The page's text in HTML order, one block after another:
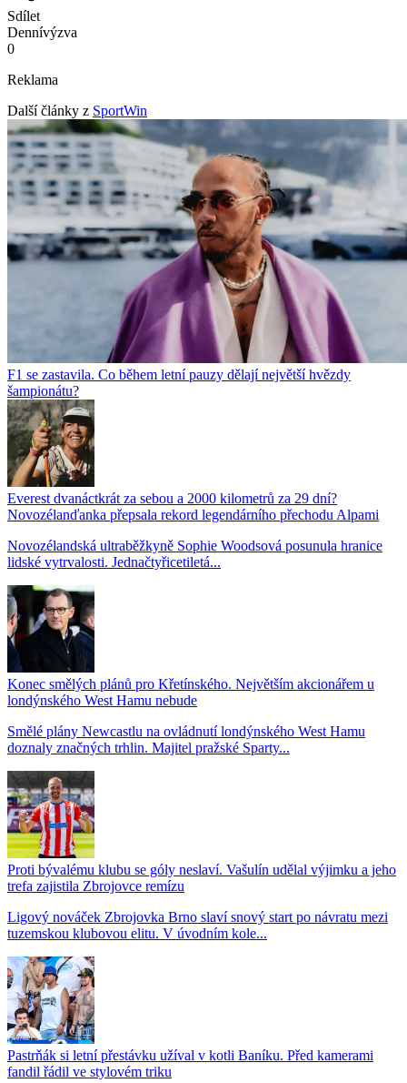
Sdílet
Dennívýzva
0
Reklama
Další články z SportWin
F1 se zastavila. Co během letní pauzy dělají největší hvězdy
šampionátu?
Everest dvanáctkrát za sebou a 2000 kilometrů za 29 dní?
Novozélanďanka přepsala rekord legendárního přechodu Alpami
Novozélandská ultraběžkyně Sophie Woodsová posunula hranice
lidské vytrvalosti. Jednačtyřicetiletá...
Konec smělých plánů pro Křetínského. Největším akcionářem u
londýnského West Hamu nebude
Smělé plány Newcastlu na ovládnutí londýnského West Hamu
doznaly značných trhlin. Majitel pražské Sparty...
Proti bývalému klubu se góly neslaví. Vašulín udělal výjimku a jeho
trefa zajistila Zbrojovce remízu
Ligový nováček Zbrojovka Brno slaví snový start po návratu mezi
tuzemskou klubovou elitu. V úvodním kole...
Pastrňák si letní přestávku užíval v kotli Baníku. Před kamerami
fandil řádil ve stylovém triku